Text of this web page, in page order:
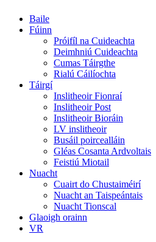
Baile
Fúinn
Próifíl na Cuideachta
Deimhniú Cuideachta
Cumas Táirgthe
Rialú Cáilíochta
Táirgí
Inslitheoir Fionraí
Inslitheoir Post
Inslitheoir Bioráin
LV inslitheoir
Busáil poircealláin
Gléas Cosanta Ardvoltais
Feistiú Miotail
Nuacht
Cuairt do Chustaiméirí
Nuacht an Taispeántais
Nuacht Tionscal
Glaoigh orainn
VR